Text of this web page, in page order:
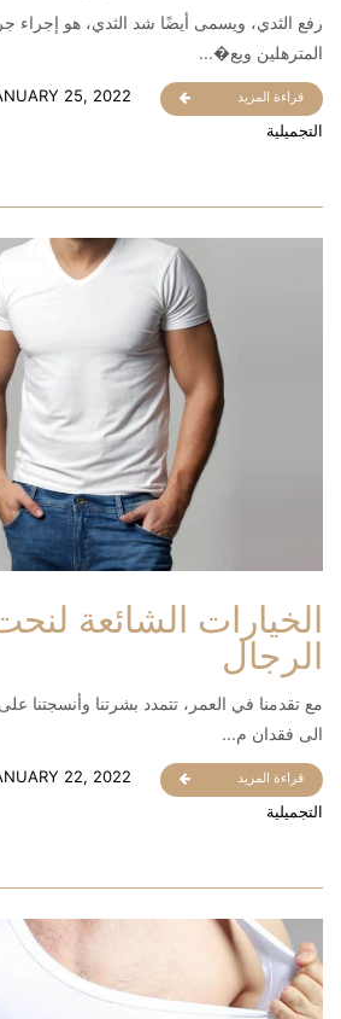
رفع الثدي، ويسمى أيضًا شد الثدي، هو إجراء
المترهلين ويع�...
قراءة المزيد 25, 2022
التجميلية
الخيارات الشائعة
الرجال
مع تقدمنا ​​في العمر، تتمدد بشرتنا وأنسجتنا
الى فقدان م...
قراءة المزيد 22, 2022
التجميلية